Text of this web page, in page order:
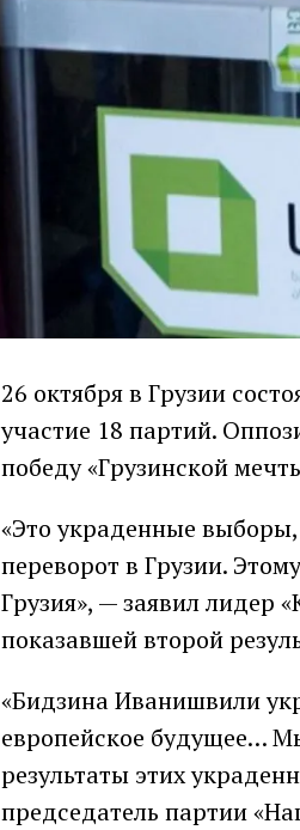
26 октября в Грузии
участие 18 партий.
победу «Грузинской
«Это украденные
переворот в Грузии.
Грузия», — заявил лидер
показавшей второй
«Бидзина Иванишвили
европейское будущее…
результаты этих
председатель партии